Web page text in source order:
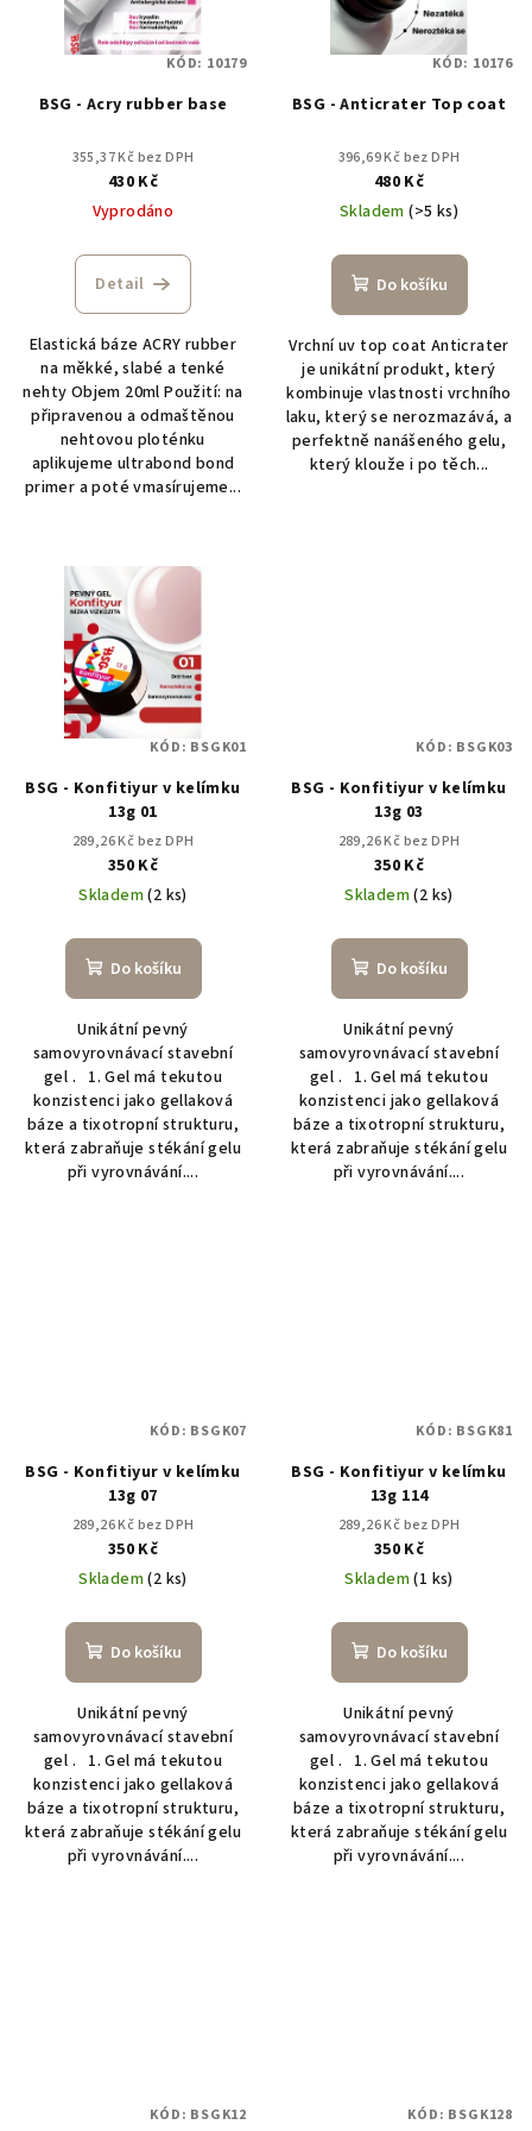
BSG - Acry rubber base
355,37 Kč bez DPH
430 Kč
Vyprodáno
Detail
Elastická báze ACRY rubber
na měkké, slabé a tenké
nehty Objem 20ml Použití: na
připravenou a odmaštěnou
nehtovou ploténku
aplikujeme ultrabond bond
primer a poté vmasírujeme...
KÓD: 10179
BSG - Anticrater Top coat
396,69 Kč bez DPH
480 Kč
Skladem(>5 ks)
Do košíku
Vrchní uv top coat Anticrater
je unikátní produkt, který
kombinuje vlastnosti vrchního
laku, který se nerozmazává, a
perfektně nanášeného gelu,
který klouže i po těch...
KÓD: 10176
BSG - Konfitiyur v kelímku
13g 01
289,26 Kč bez DPH
350 Kč
Skladem(2 ks)
Do košíku
Unikátní pevný
samovyrovnávací stavební
gel . 1. Gel má tekutou
konzistenci jako gellaková
báze a tixotropní strukturu,
která zabraňuje stékání gelu
při vyrovnávání....
KÓD: BSGK01
BSG - Konfitiyur v kelímku
13g 03
289,26 Kč bez DPH
350 Kč
Skladem(2 ks)
Do košíku
Unikátní pevný
samovyrovnávací stavební
gel . 1. Gel má tekutou
konzistenci jako gellaková
báze a tixotropní strukturu,
která zabraňuje stékání gelu
při vyrovnávání....
KÓD: BSGK03
BSG - Konfitiyur v kelímku
13g 07
289,26 Kč bez DPH
350 Kč
Skladem(2 ks)
Do košíku
Unikátní pevný
samovyrovnávací stavební
gel . 1. Gel má tekutou
konzistenci jako gellaková
báze a tixotropní strukturu,
která zabraňuje stékání gelu
při vyrovnávání....
KÓD: BSGK07
BSG - Konfitiyur v kelímku
13g 114
289,26 Kč bez DPH
350 Kč
Skladem(1 ks)
Do košíku
Unikátní pevný
samovyrovnávací stavební
gel . 1. Gel má tekutou
konzistenci jako gellaková
báze a tixotropní strukturu,
která zabraňuje stékání gelu
při vyrovnávání....
KÓD: BSGK81
KÓD: BSGK12 KÓD: BSGK128